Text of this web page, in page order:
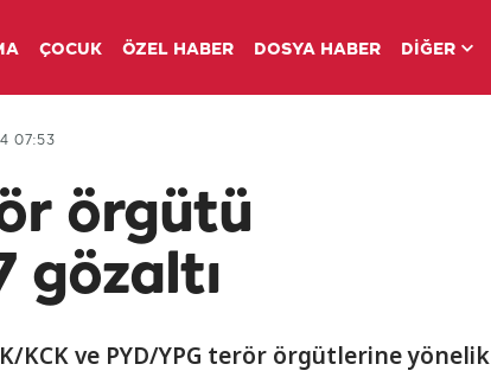
ÇOCUK ÖZEL HABER DOSYA HABER DİĞER
07:53
örgütü
gözaltı
KCK ve PYD/YPG terör örgütlerine yönelik